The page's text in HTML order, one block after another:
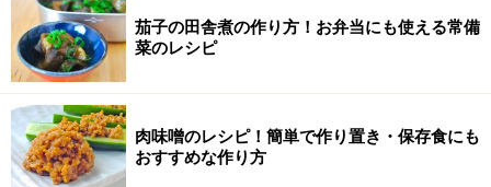
茄子の田舎煮の作り方！お弁当にも使える常備
菜のレシピ
肉味噌のレシピ！簡単で作り置き・保存食にも
おすすめな作り方